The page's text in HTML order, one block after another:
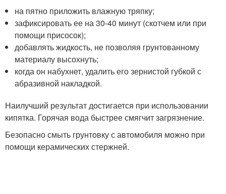
на пятно приложить влажную тряпку;
зафиксировать ее на 30-40 минут (скотчем или при
помощи присосок);
добавлять жидкость, не позволяя грунтованному
материалу высохнуть;
когда он набухнет, удалить его зернистой губкой с
абразивной накладкой.
Наилучший результат достигается при использовании
кипятка. Горячая вода быстрее смягчит загрязнение.
Безопасно смыть грунтовку с автомобиля можно при
помощи керамических стержней.